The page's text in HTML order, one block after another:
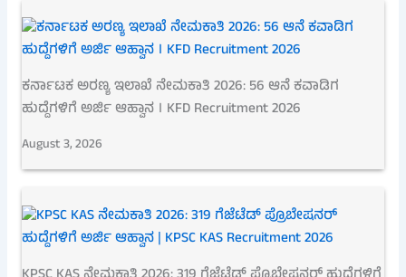
ಕರ್ನಾಟಕ ಅರಣ್ಯ ಇಲಾಖೆ ನೇಮಕಾತಿ 2026: 56 ಆನೆ ಕವಾಡಿಗ
ಹುದ್ದೆಗಳಿಗೆ ಅರ್ಜಿ ಆಹ್ವಾನ । KFD Recruitment 2026
August 3, 2026